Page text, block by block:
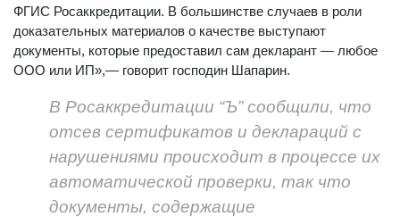
ФГИС Росаккредитации. В большинстве случаев в роли
доказательных материалов о качестве выступают
документы, которые предоставил сам декларант — любое
ООО или ИП»,— говорит господин Шапарин.
В Росаккредитации “Ъ” сообщили, что
отсев сертификатов и деклараций с
нарушениями происходит в процессе их
автоматической проверки, так что
документы, содержащие